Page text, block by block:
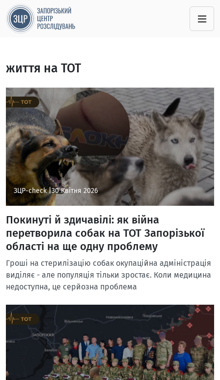
життя на ТОТ
ЗЦР-check |30 Квітня 2026
Покинуті й здичавілі: як війна
перетворила собак на ТОТ Запорізької
області на ще одну проблему
Гроші на стерилізацію собак окупаційна адміністрація
виділяє - але популяція тільки зростає. Коли медицина
недоступна, це серйозна проблема